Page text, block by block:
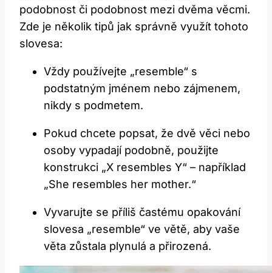
podobnost či podobnost mezi dvěma věcmi.
Zde je několik tipů jak správně využít tohoto
slovesa:
Vždy používejte „resemble“ s
podstatným jménem nebo zájmenem,
nikdy s podmetem.
Pokud chcete popsat, že dvě věci nebo
osoby vypadají podobně, použijte
konstrukci „X resembles Y“ – například
„She resembles her mother.“
Vyvarujte se příliš častému opakování
slovesa „resemble“ ve větě, aby vaše
věta zůstala plynulá a přirozená.